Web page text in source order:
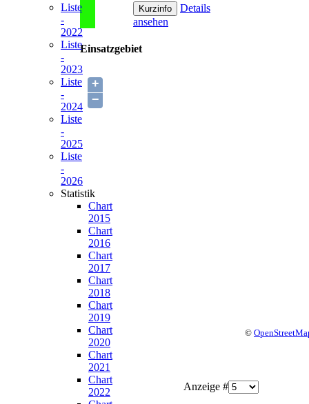
Details
ansehen
Einsatzgebiet
+
−
©
Anzeige #
Liste
-
2022
Liste
-
2023
Liste
-
2024
Liste
-
2025
Liste
-
2026
Statistik
Chart
2015
Chart
2016
Chart
2017
Chart
2018
Chart
2019
Chart
2020
Chart
2021
Chart
2022